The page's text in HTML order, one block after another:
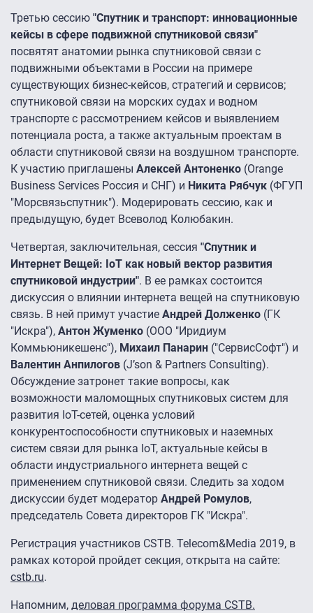
Третью сессию "Спутник и транспорт: инновационные
кейсы в сфере подвижной спутниковой связи"
посвятят анатомии рынка спутниковой связи с
подвижными объектами в России на примере
существующих бизнес-кейсов, стратегий и сервисов;
спутниковой связи на морских судах и водном
транспорте с рассмотрением кейсов и выявлением
потенциала роста, а также актуальным проектам в
области спутниковой связи на воздушном транспорте.
К участию приглашены Алексей Антоненко (Orange
Business Services Россия и СНГ) и Никита Рябчук (ФГУП
"Морсвязьспутник"). Модерировать сессию, как и
предыдущую, будет Всеволод Колюбакин.
Четвертая, заключительная, сессия "Спутник и
Интернет Вещей: IoT как новый вектор развития
спутниковой индустрии". В ее рамках состоится
дискуссия о влиянии интернета вещей на спутниковую
связь. В ней примут участие Андрей Долженко (ГК
"Искра"), Антон Жуменко (ООО "Иридиум
Коммьюникешенс"), Михаил Панарин ("СервисСофт") и
Валентин Анпилогов (J’son & Partners Consulting).
Обсуждение затронет такие вопросы, как
возможности маломощных спутниковых систем для
развития IoT-сетей, оценка условий
конкурентоспособности спутниковых и наземных
систем связи для рынка IoT, актуальные кейсы в
области индустриального интернета вещей с
применением спутниковой связи. Следить за ходом
дискуссии будет модератор Андрей Ромулов,
председатель Совета директоров ГК "Искра".
Регистрация участников CSTB. Telecom&Media 2019, в
рамках которой пройдет секция, открыта на сайте:
cstb.ru.
Напомним, деловая программа форума CSTB.